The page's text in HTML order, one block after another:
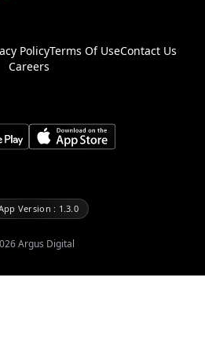
PolicyTerms Of UseContact Us
Careers
Version : 1.3.0
Argus Digital